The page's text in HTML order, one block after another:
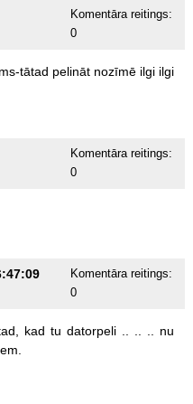
Komentāra reitings:
0
tātad pelināt nozīmē ilgi ilgi
Komentāra reitings:
0
Komentāra reitings:
0
kad tu datorpeli
nu